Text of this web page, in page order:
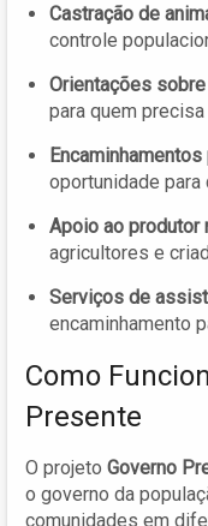
Castração de
controle
Orientações
para quem
oportunidade para
Apoio ao produtor
agricultores e
Serviços de
encaminhamento
Como
Presente
O projeto Governo
o governo da
comunidades em